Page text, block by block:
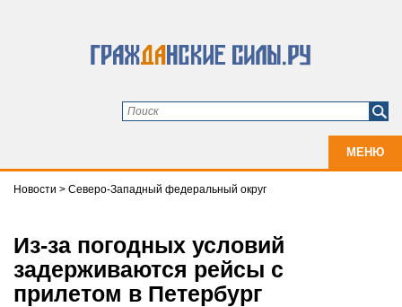
МЕНЮ
Новости > Северо-Западный федеральный округ
Из-за погодных условий
задерживаются рейсы с
прилетом в Петербург